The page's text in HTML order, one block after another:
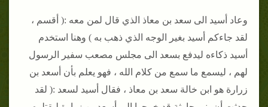
وعاد أسيد الى سعد بن معاذ الذي قال لمن معه :( أقسم ،
لقد جاءكم أسيد بغير الوجه الذي ذهب به ) وهنا استخدم
أسيد ذكاءه ليدفع بسعد الى مجلس مصعب سفير الرسول
لهم ، ليسمع ما سمع من كلام الله ، فهو يعلم بأن أسعد بن
زرارة هو ابن خالة سعد بن معاذ ، فقال أسيد لسعد :( لقد